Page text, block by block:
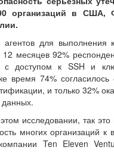
организаций в США,
для
12 месяцев 92%
с доступом к SSH и
время 74%
и только 32%
данных.
исследовании, так
многих организаций
Ten Eleven